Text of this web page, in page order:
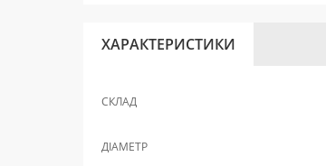
ХАРАКТЕРИСТИКИ
СКЛАД
ДІАМЕТР